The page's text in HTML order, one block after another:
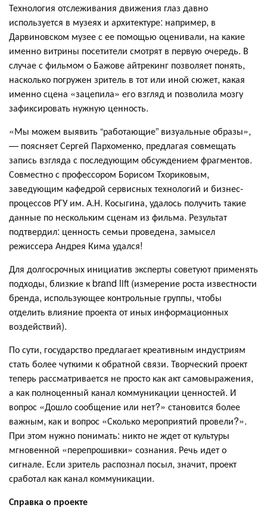
Технология отслеживания движения глаз давно
используется в музеях и архитектуре: например, в
Дарвиновском музее с ее помощью оценивали, на какие
именно витрины посетители смотрят в первую очередь. В
случае с фильмом о Бажове айтрекинг позволяет понять,
насколько погружен зритель в тот или иной сюжет, какая
именно сцена «зацепила» его взгляд и позволила мозгу
зафиксировать нужную ценность.
«Мы можем выявить “работающие” визуальные образы»,
— поясняет Сергей Пархоменко, предлагая совмещать
запись взгляда с последующим обсуждением фрагментов.
Совместно с профессором Борисом Тхориковым,
заведующим кафедрой сервисных технологий и бизнес-
процессов РГУ им. А.Н. Косыгина, удалось получить такие
данные по нескольким сценам из фильма. Результат
подтвердил: ценность семьи проведена, замысел
режиссера Андрея Кима удался!
Для долгосрочных инициатив эксперты советуют применять
подходы, близкие к brand lift (измерение роста известности
бренда, использующее контрольные группы, чтобы
отделить влияние проекта от иных информационных
воздействий).
По сути, государство предлагает креативным индустриям
стать более чуткими к обратной связи. Творческий проект
теперь рассматривается не просто как акт самовыражения,
а как полноценный канал коммуникации ценностей. И
вопрос «Дошло сообщение или нет?» становится более
важным, как и вопрос «Сколько мероприятий провели?».
При этом нужно понимать: никто не ждет от культуры
мгновенной «перепрошивки» сознания. Речь идет о
сигнале. Если зритель распознал посыл, значит, проект
сработал как канал коммуникации.
Справка о проекте